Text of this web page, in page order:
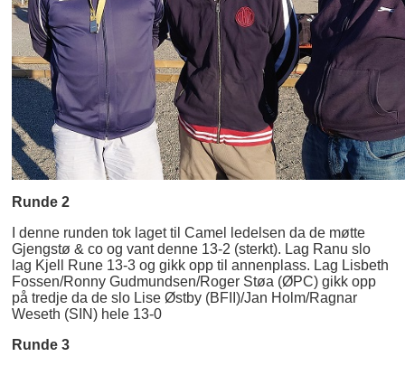
Runde 2
I denne runden tok laget til Camel ledelsen da de møtte
Gjengstø & co og vant denne 13-2 (sterkt). Lag Ranu slo
lag Kjell Rune 13-3 og gikk opp til annenplass. Lag Lisbeth
Fossen/Ronny Gudmundsen/Roger Støa (ØPC) gikk opp
på tredje da de slo Lise Østby (BFII)/Jan Holm/Ragnar
Weseth (SIN) hele 13-0
Runde 3